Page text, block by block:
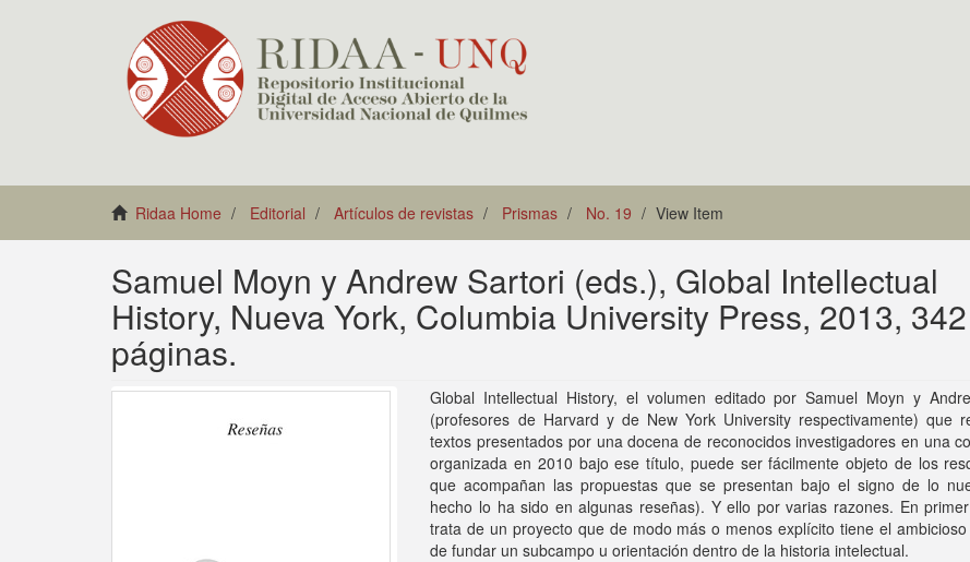
Ridaa Home Editorial Artículos de revistas Prismas No. 19 View Item
Samuel Moyn y Andrew Sartori (eds.), Global Intellectual
History, Nueva York, Columbia University Press, 2013, 342
páginas.
Global Intellectual History, el volumen editado por Samuel Moyn y
(profesores de Harvard y de New York University respectivamente) que
textos presentados por una docena de reconocidos investigadores en una
organizada en 2010 bajo ese título, puede ser fácilmente objeto de los
que acompañan las propuestas que se presentan bajo el signo de lo
hecho lo ha sido en algunas reseñas). Y ello por varias razones. En
trata de un proyecto que de modo más o menos explícito tiene el ambicioso
de fundar un subcampo u orientación dentro de la historia intelectual.